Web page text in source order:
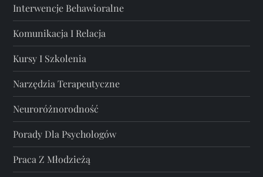
Interwencje Behawioralne
Komunikacja I Relacja
Kursy I Szkolenia
Narzędzia Terapeutyczne
Neuroróżnorodność
Porady Dla Psychologów
Praca Z Młodzieżą